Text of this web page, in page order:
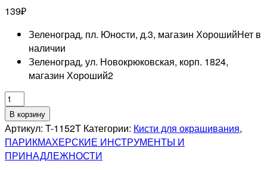
139₽
Зеленоград, пл. Юности, д.3, магазин ХорошийНет в
наличии
Зеленоград, ул. Новокрюковская, корп. 1824,
магазин Хороший2
Количество
товара
DEWAL
PRO
Кисть
В корзину
Артикул: T-1152T Категории: Кисти для окрашивания,
ПАРИКМАХЕРСКИЕ ИНСТРУМЕНТЫ И
ПРИНАДЛЕЖНОСТИ